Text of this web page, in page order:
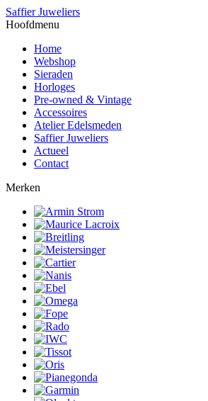
Saffier Juweliers
Hoofdmenu
Home
Webshop
Sieraden
Horloges
Pre-owned & Vintage
Accessoires
Atelier Edelsmeden
Saffier Juweliers
Actueel
Contact
Merken